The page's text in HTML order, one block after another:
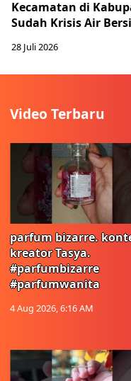
Kecamatan di
Sudah Krisis Air
28 Juli 2026
Video Terbaru
parfum bizarre.
kreator Tasya.
#parfumbizarre
#parfumwanita
4 Aug 2026, 6:16 AM